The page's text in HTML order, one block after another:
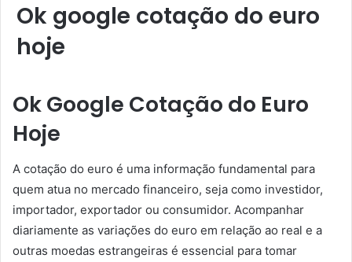
Ok google cotação do euro
hoje​
Ok Google Cotação do Euro
Hoje
A cotação do euro é uma informação fundamental para
quem atua no mercado financeiro, seja como investidor,
importador, exportador ou consumidor. Acompanhar
diariamente as variações do euro em relação ao real e a
outras moedas estrangeiras é essencial para tomar